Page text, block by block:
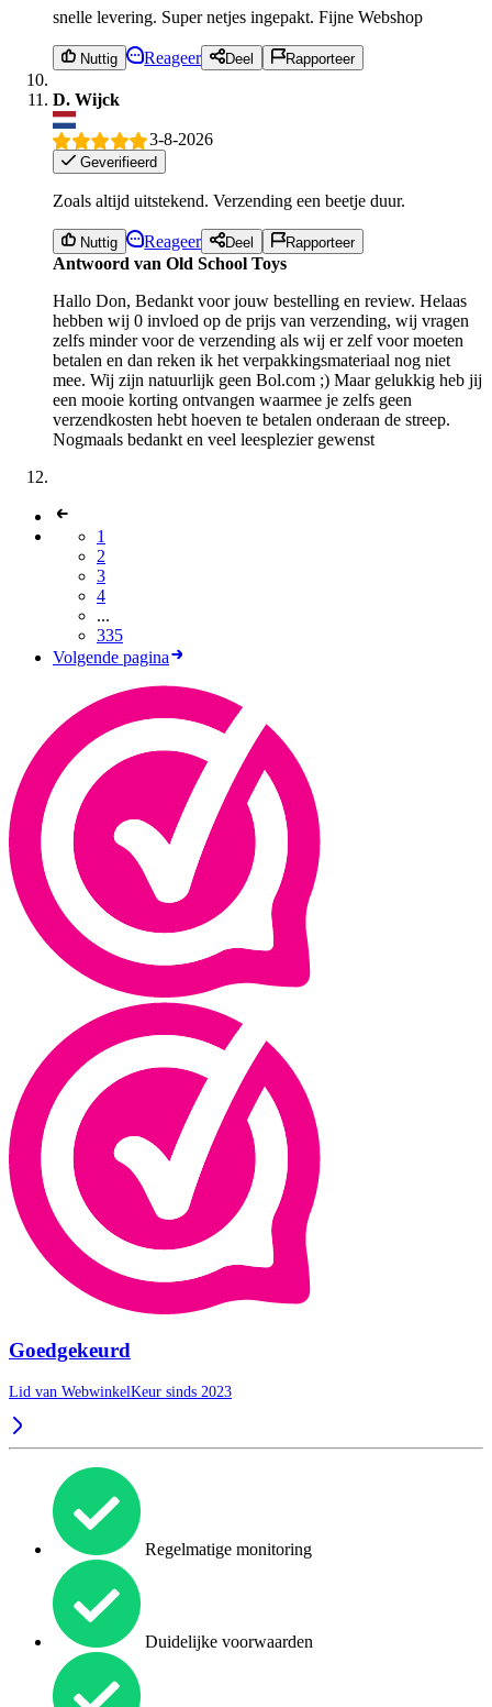
snelle levering. Super netjes ingepakt. Fijne Webshop
Nuttig Reageer Deel Rapporteer
D. Wijck
3-8-2026
Geverifieerd
Zoals altijd uitstekend. Verzending een beetje duur.
Nuttig Reageer Deel Rapporteer
Antwoord van Old School Toys
Hallo Don, Bedankt voor jouw bestelling en review. Helaas
hebben wij 0 invloed op de prijs van verzending, wij vragen
zelfs minder voor de verzending als wij er zelf voor moeten
betalen en dan reken ik het verpakkingsmateriaal nog niet
mee. Wij zijn natuurlijk geen Bol.com ;) Maar gelukkig heb jij
een mooie korting ontvangen waarmee je zelfs geen
verzendkosten hebt hoeven te betalen onderaan de streep.
Nogmaals bedankt en veel leesplezier gewenst
1
2
3
4
...
335
Volgende pagina
Goedgekeurd
Lid van WebwinkelKeur sinds 2023
Regelmatige monitoring
Duidelijke voorwaarden